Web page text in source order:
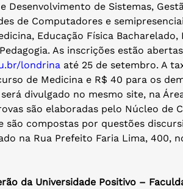
Desenvolvimento de Sistemas,
de Computadores e
Educação Física
As inscrições estão
londrina até 25 de setembro. A
de Medicina e R$ 40 para os
divulgado no mesmo site, na
são elaboradas pelo Núcleo de
são compostas por questões
na Rua Prefeito Faria Lima, 400,
da Universidade Positivo –